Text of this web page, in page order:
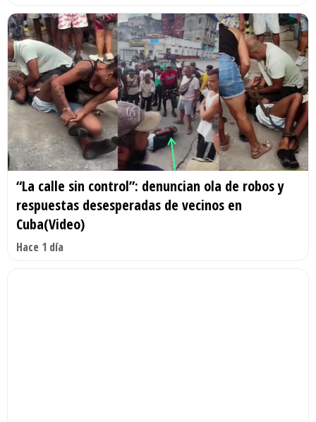
“La calle sin control”: denuncian ola de robos y
respuestas desesperadas de vecinos en
Cuba(Video)
Hace 1 día